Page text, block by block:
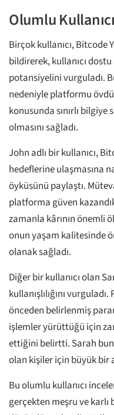
Olumlu
Birçok kullanıcı,
bildirerek, kullanıcı
potansiyelini vurguladı.
nedeniyle platformu
konusunda sınırlı
olmasını sağladı.
John adlı bir kullanıcı,
hedeflerine ulaşmasına
öyküsünü paylaştı.
platforma güven
zamanla kârının önemli
onun yaşam kalitesinde
olanak sağladı.
Diğer bir kullanıcı olan
kullanışlılığını
önceden belirlenmiş
işlemler yürüttüğü için
ettiğini belirtti. Sarah
olan kişiler için büyük
Bu olumlu kullanıcı
gerçekten meşru ve karlı